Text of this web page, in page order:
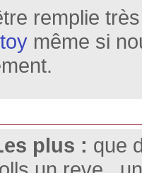
remplie
même si
plus : que